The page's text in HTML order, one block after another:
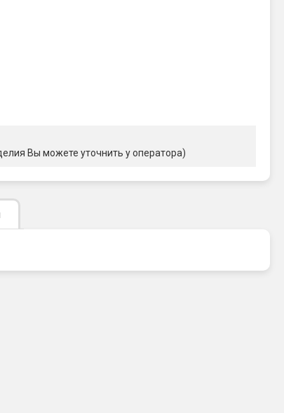
Вы можете уточнить у оператора)